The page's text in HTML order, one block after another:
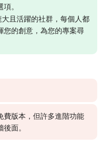
。
且活躍的社群，每個人都
您的創意，為您的專案尋
費版本，但許多進階功能
面。